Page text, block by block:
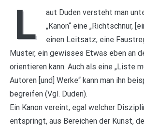
L
aut Duden versteht man
„Kanon“ eine „Richtschnur,
einen Leitsatz, eine
Muster, ein gewisses Etwas eben an
orientieren kann. Auch als eine „Liste
Autoren [und] Werke“ kann man ihn
begreifen (Vgl. Duden).
Ein Kanon vereint, egal welcher
entspringt, aus Bereichen der Kunst,